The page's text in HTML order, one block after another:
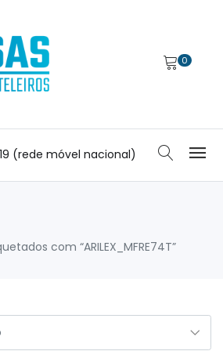
0
(rede móvel nacional)
com “ARILEX_MFRE74T”